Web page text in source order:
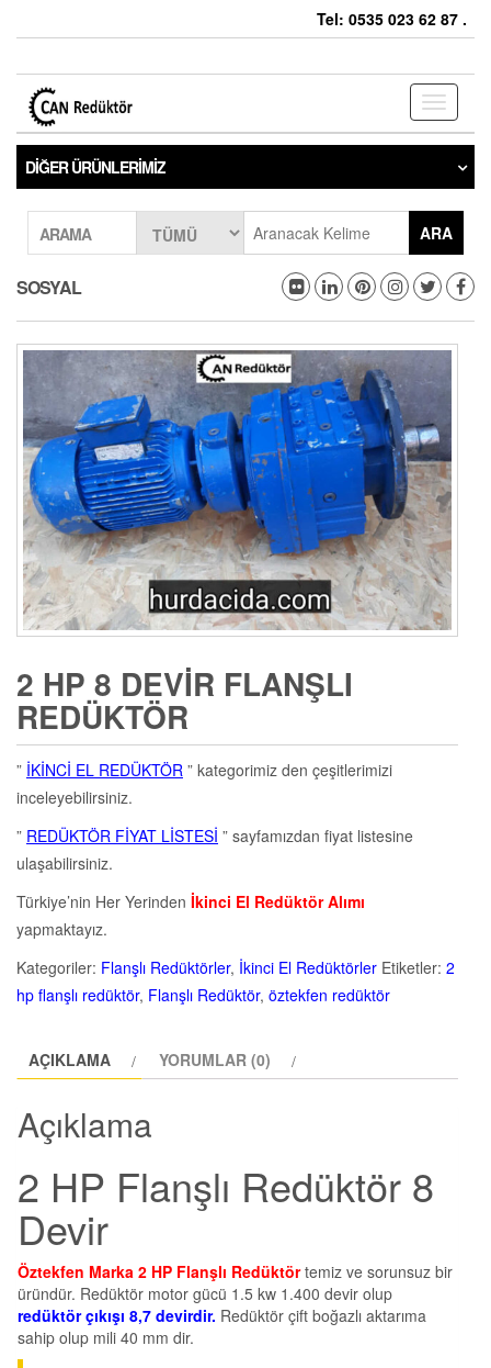
Tel: 0535 023 62 87 .
Toggle
DIĞER ÜRÜNLERIMIZ
ARAMA ARA
SOSYAL
2 HP 8 DEVIR FLANŞLI
REDÜKTÖR
” İKİNCİ EL REDÜKTÖR ” kategorimiz den çeşitlerimizi
inceleyebilirsiniz.
” REDÜKTÖR FİYAT LİSTESİ ” sayfamızdan fiyat listesine
ulaşabilirsiniz.
Türkiye’nin Her Yerinden İkinci El Redüktör Alımı
yapmaktayız.
Kategoriler: Flanşlı Redüktörler, İkinci El Redüktörler Etiketler: 2
hp flanşlı redüktör, Flanşlı Redüktör, öztekfen redüktör
AÇIKLAMA YORUMLAR (0)
Açıklama
2 HP Flanşlı Redüktör 8
Devir
Öztekfen Marka 2 HP Flanşlı Redüktörtemiz ve sorunsuz bir
üründür. Redüktör motor gücü 1.5 kw 1.400 devir olup
redüktör çıkışı 8,7 devirdir. Redüktör çift boğazlı aktarıma
sahip olup mili 40 mm dir.